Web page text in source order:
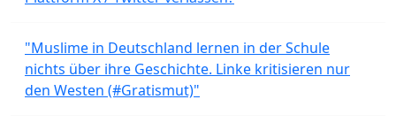
"Muslime in Deutschland lernen in der Schule
nichts über ihre Geschichte. Linke kritisieren nur
den Westen (#Gratismut)"